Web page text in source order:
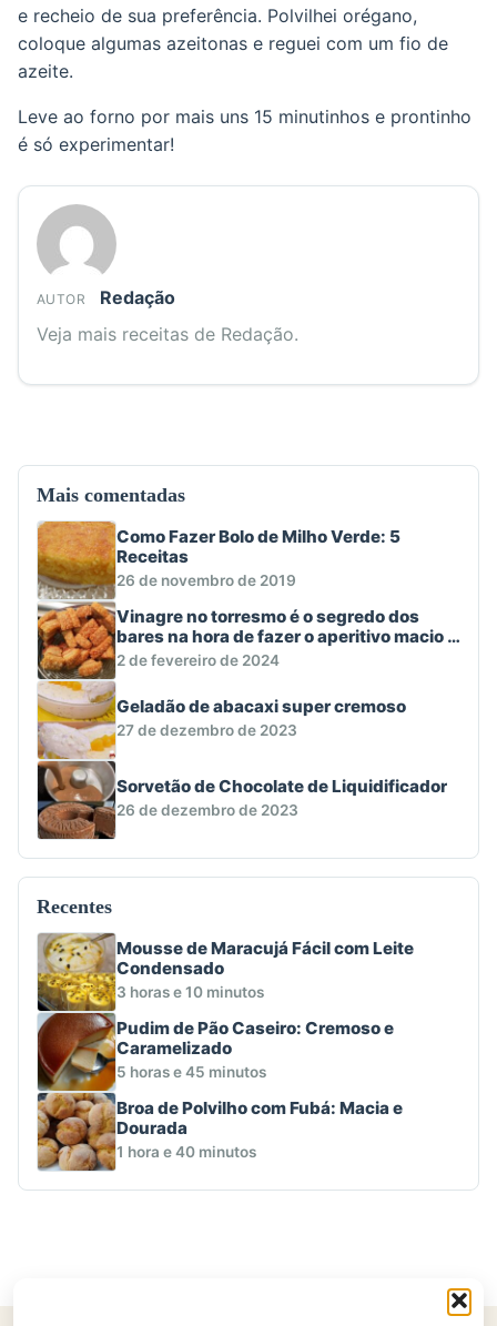
e recheio de sua preferência. Polvilhei orégano,
coloque algumas azeitonas e reguei com um fio de
azeite.
Leve ao forno por mais uns 15 minutinhos e prontinho
é só experimentar!
AUTOR
Redação
Veja mais receitas de Redação.
Mais comentadas
Como Fazer Bolo de Milho Verde: 5
Receitas
26 de novembro de 2019
Vinagre no torresmo é o segredo dos
bares na hora de fazer o aperitivo macio e
crocante
2 de fevereiro de 2024
Geladão de abacaxi super cremoso
27 de dezembro de 2023
Sorvetão de Chocolate de Liquidificador
26 de dezembro de 2023
Recentes
Mousse de Maracujá Fácil com Leite
Condensado
3 horas e 10 minutos
Pudim de Pão Caseiro: Cremoso e
Caramelizado
5 horas e 45 minutos
Broa de Polvilho com Fubá: Macia e
Dourada
1 hora e 40 minutos